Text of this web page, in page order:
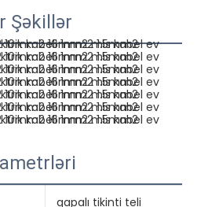
Şəkillər
qapalı tikinti teli